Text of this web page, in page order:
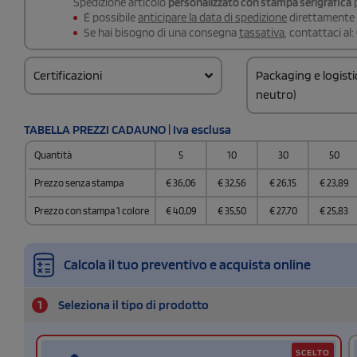
É possibileanticipare la data di spedizionedirettamente
Se hai bisogno di una consegnatassativa , contattaci al:
Certificazioni
Packaging e
neutro)
Quantità per scatola
TABELLA PREZZI CADAUNO | Iva esclusa
Quantità 5 10 30 50
Prezzo senza stampa €36,06 €32,56 €26,15 €23,89
Prezzo con stampa 1 colore €40,09 €35,50 €27,70 €25,83
Calcola il tuo preventivo e acquista online
1 Seleziona il tipo di prodotto
SCELTO